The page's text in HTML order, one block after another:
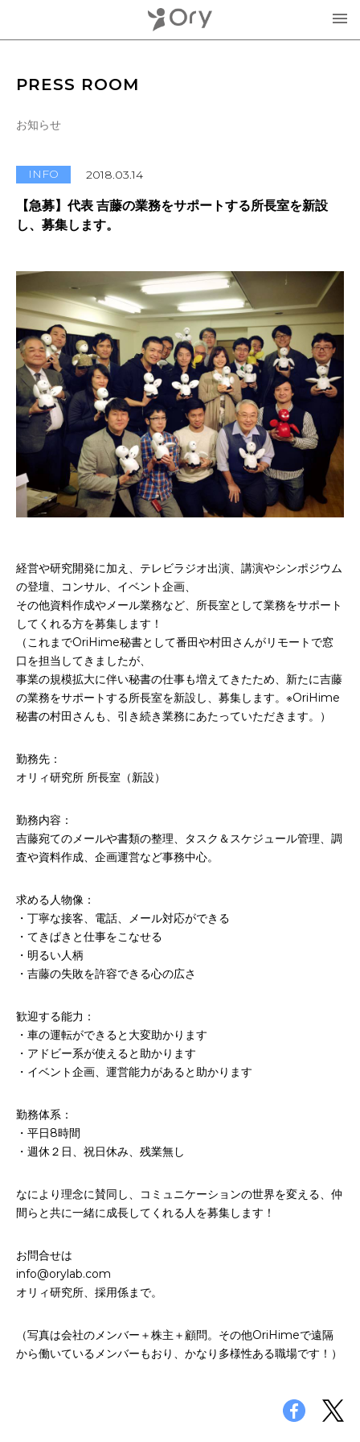
分身ロボットOriHime
意思伝達装置
OriHimeを活用したイベント企画
人材紹介FLEMEE
分身ロボットカフェ
オリィ研究所について
メンバー紹介
会社概要
アクセス
ヒストリー
採用情報
お問合せ・お見積り
お申込み
アクセス
PRESS ROOM
お知らせ
INFO 2018.03.14
【急募】代表 吉藤の業務をサポートする所長室を新設
し、募集します。
経営や研究開発に加え、テレビラジオ出演、講演やシンポジウム
の登壇、コンサル、イベント企画、
その他資料作成やメール業務など、所長室として業務をサポート
してくれる方を募集します！
（これまでOriHime秘書として番田や村田さんがリモートで窓
口を担当してきましたが、
事業の規模拡大に伴い秘書の仕事も増えてきたため、新たに吉藤
の業務をサポートする所長室を新設し、募集します。※OriHime
秘書の村田さんも、引き続き業務にあたっていただきます。）
勤務先：
オリィ研究所 所長室（新設）
勤務内容：
吉藤宛てのメールや書類の整理、タスク＆スケジュール管理、調
査や資料作成、企画運営など事務中心。
求める人物像：
・丁寧な接客、電話、メール対応ができる
・てきぱきと仕事をこなせる
・明るい人柄
・吉藤の失敗を許容できる心の広さ
歓迎する能力：
・車の運転ができると大変助かります
・アドビー系が使えると助かります
・イベント企画、運営能力があると助かります
勤務体系：
・平日8時間
・週休２日、祝日休み、残業無し
なにより理念に賛同し、コミュニケーションの世界を変える、仲
間らと共に一緒に成長してくれる人を募集します！
お問合せは
info@orylab.com
オリィ研究所、採用係まで。
（写真は会社のメンバー＋株主＋顧問。その他OriHimeで遠隔
から働いているメンバーもおり、かなり多様性ある職場です！）